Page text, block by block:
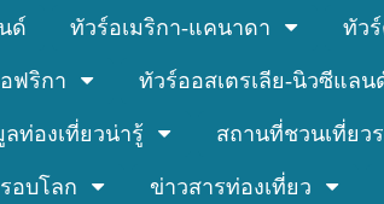
ด์ ทัวร์อเมริกา-แคนาดา ทัว
ฟริกา ทัวร์ออสเตรเลีย-นิวซีแลน
ท่องเที่ยวน่ารู้ สถานที่ชวนเที่ยว
อบโลก ข่าวสารท่องเที่ยว